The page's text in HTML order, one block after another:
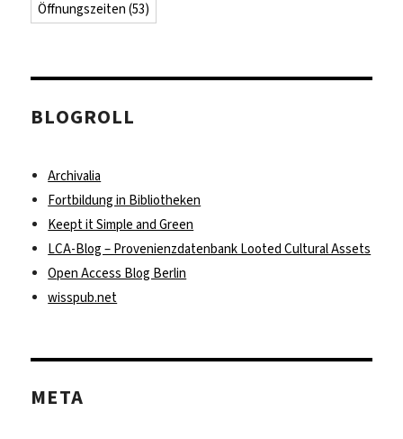
Öffnungszeiten (53)
BLOGROLL
Archivalia
Fortbildung in Bibliotheken
Keept it Simple and Green
LCA-Blog – Provenienzdatenbank Looted Cultural Assets
Open Access Blog Berlin
wisspub.net
META